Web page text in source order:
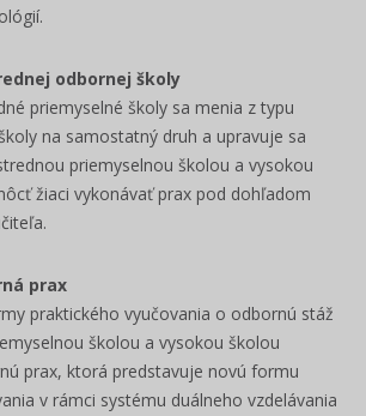
odbornej školy
priemyselné školy sa menia z typu
na samostatný druh a upravuje sa
priemyselnou školou a vysokou
žiaci vykonávať prax pod dohľadom
prax
praktického vyučovania o odbornú stáž
školou a vysokou školou
prax, ktorá predstavuje novú formu
v rámci systému duálneho vzdelávania